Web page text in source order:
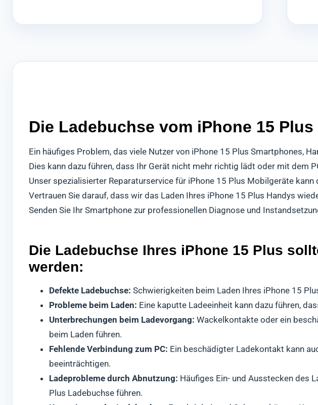
Die Ladebuchse vom iPhone 15
Ein häufiges Problem, das viele Nutzer von iPhone 15 Plus Smartphones,
Dies kann dazu führen, dass Ihr Gerät nicht mehr richtig lädt oder mit dem
Unser spezialisierter Reparaturservice für iPhone 15 Plus Mobilgeräte
Vertrauen Sie darauf, dass wir das Laden Ihres iPhone 15 Plus Handys
Senden Sie Ihr Smartphone zur professionellen Diagnose und
Die Ladebuchse Ihres iPhone 15 Plus
werden:
Defekte Ladebuchse: Schwierigkeiten beim Laden Ihres iPhone 15
Probleme beim Laden: Eine kaputte Ladeeinheit kann dazu führen,
Unterbrechungen beim Ladevorgang: Wackelkontakte oder ein
beim Laden führen.
Fehlende Verbindung zum PC: Ein beschädigter Ladekontakt kann
beeinträchtigen.
Ladeprobleme durch Abnutzung: Häufiges Ein- und Ausstecken des
Plus Ladebuchse führen.